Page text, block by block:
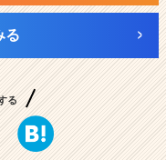
る
る